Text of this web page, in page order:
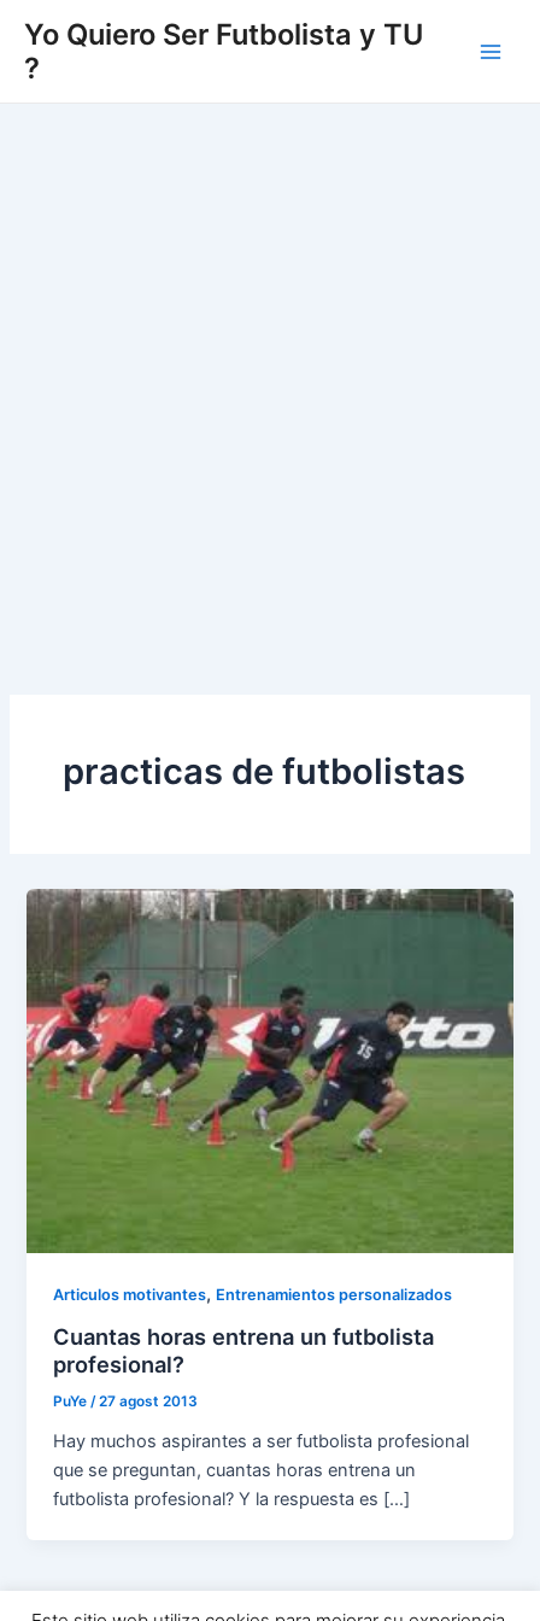
contingut
Yo Quiero Ser Futbolista y TU
?
practicas de futbolistas
Articulos motivantes, Entrenamientos personalizados
Cuantas horas entrena un futbolista
profesional?
PuYe/27 agost 2013
Hay muchos aspirantes a ser futbolista profesional
que se preguntan, cuantas horas entrena un
futbolista profesional? Y la respuesta es […]